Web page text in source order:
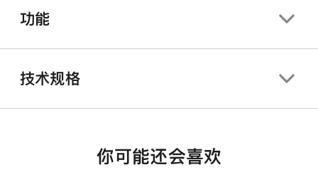
功能
技术规格
你可能还会喜欢